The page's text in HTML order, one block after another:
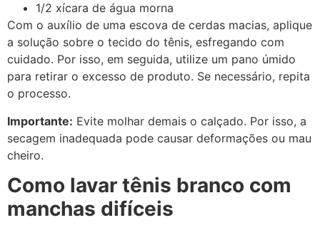
1/2 xícara de água morna
Com o auxílio de uma escova de cerdas macias, aplique
a solução sobre o tecido do tênis, esfregando com
cuidado. Por isso, em seguida, utilize um pano úmido
para retirar o excesso de produto. Se necessário, repita
o processo.
Importante: Evite molhar demais o calçado. Por isso, a
secagem inadequada pode causar deformações ou mau
cheiro.
Como lavar tênis branco com
manchas difíceis